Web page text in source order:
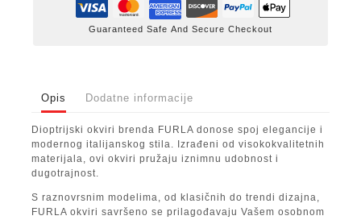
Guaranteed Safe And Secure Checkout
Opis Dodatne informacije
Dioptrijski okviri brenda FURLA donose spoj elegancije i
modernog italijanskog stila. Izrađeni od visokokvalitetnih
materijala, ovi okviri pružaju iznimnu udobnost i
dugotrajnost.
S raznovrsnim modelima, od klasičnih do trendi dizajna,
FURLA okviri savršeno se prilagođavaju Vašem osobnom